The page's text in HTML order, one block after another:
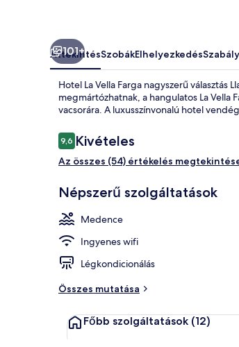
101+
ÁttekintésSzobákElhelyezkedés
Hotel La Vella Farga nagyszerű
megmártózhatnak, a hangulatos La
vacsorára. A luxusszínvonalú hotel
Értékelések
9,69,6 ennyiből: 10
Kivételes
Az összes (54) értékelés
Népszerű szolgáltatások
Medence
Ingyenes wifi
Légkondicionálás
Összes mutatása
Főbb szolgáltatások (12)